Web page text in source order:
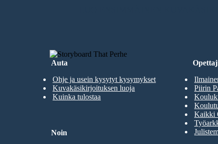
Auta
Ohje ja usein kysytyt kysymykset
Kuvakäsikirjoituksen luoja
Kuinka tulostaa
Piirin
Kaikki
Noin